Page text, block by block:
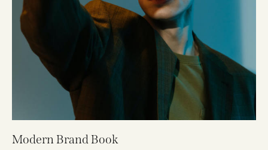
Modern Brand Book